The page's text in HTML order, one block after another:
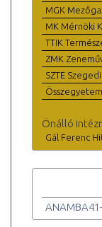
MGK
MK Mérnöki
TTIK
ZMK
SZTE
Önálló
Gál Ferenc